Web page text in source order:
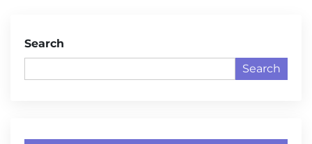
Search
Search